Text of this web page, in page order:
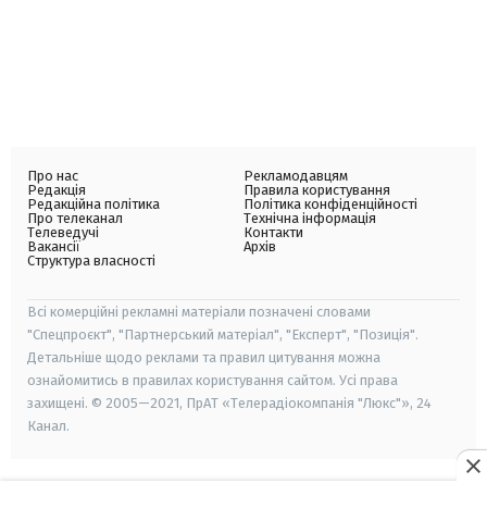
Про нас
Редакція
Редакційна політика
Про телеканал
Телеведучі
Вакансії
Структура власності
Рекламодавцям
Правила користування
Політика конфіденційності
Технічна інформація
Контакти
Архів
Всі комерційні рекламні матеріали позначені словами
"Спецпроєкт", "Партнерський матеріал", "Експерт", "Позиція".
Детальніше щодо реклами та правил цитування можна
ознайомитись в правилах користування сайтом. Усі права
захищені. © 2005—2021, ПрАТ «Телерадіокомпанія "Люкс"», 24
Канал.